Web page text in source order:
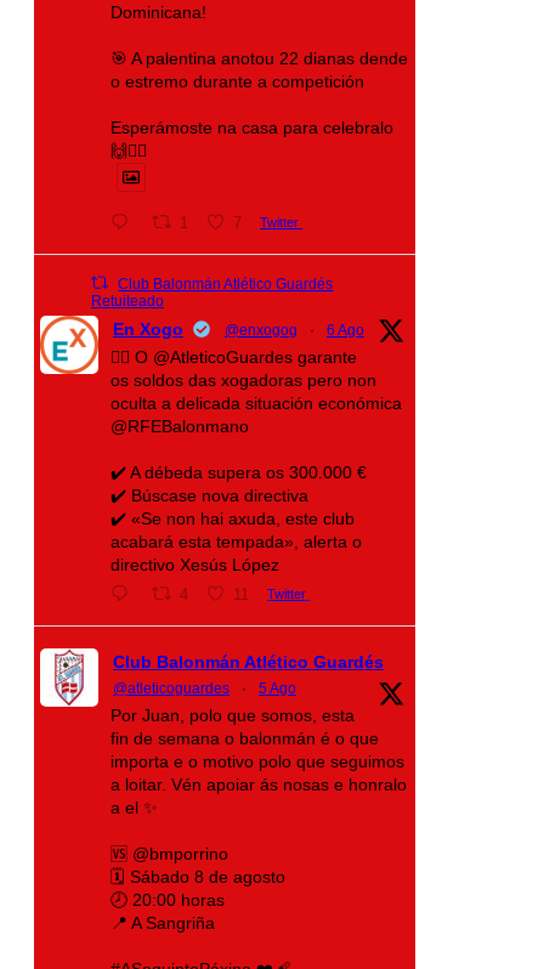
Dominicana!
🎯 A palentina anotou 22 dianas dende
o estremo durante a competición
Esperámoste na casa para celebralo
🙌❤️‍🔥
1 7 Twitter
Club Balonmán Atlético Guardés
Retuiteado
En Xogo @enxogog · 6 Ago
🤾‍♀️ O @AtleticoGuardes garante
os soldos das xogadoras pero non
oculta a delicada situación económica
@RFEBalonmano
✔️ A débeda supera os 300.000 €
✔️ Búscase nova directiva
✔️ «Se non hai axuda, este club
acabará esta tempada», alerta o
directivo Xesús López
4 11 Twitter
Club Balonmán Atlético Guardés
@atleticoguardes · 5 Ago
Por Juan, polo que somos, esta
fin de semana o balonmán é o que
importa e o motivo polo que seguimos
a loitar. Vén apoiar ás nosas e honralo
a el ✨
🆚 @bmporrino
🗓️ Sábado 8 de agosto
🕗 20:00 horas
📍 A Sangriña